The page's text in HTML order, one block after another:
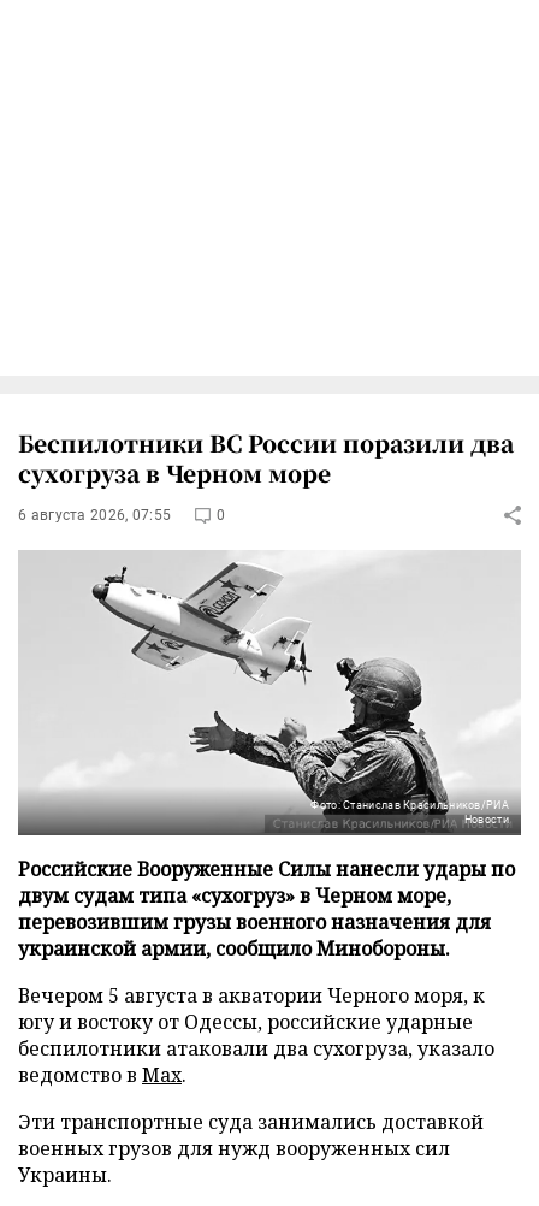
Беспилотники ВС России поразили два
сухогруза в Черном море
6 августа 2026, 07:55 0
Фото: Станислав Красильников/РИА
Новости
Российские Вооруженные Силы нанесли удары по
двум судам типа «сухогруз» в Черном море,
перевозившим грузы военного назначения для
украинской армии, сообщило Минобороны.
Вечером 5 августа в акватории Черного моря, к
югу и востоку от Одессы, российские ударные
беспилотники атаковали два сухогруза, указало
ведомство в Max.
Эти транспортные суда занимались доставкой
военных грузов для нужд вооруженных сил
Украины.